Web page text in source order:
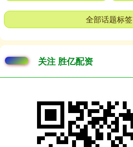
全部话题标签
关注 胜亿配资